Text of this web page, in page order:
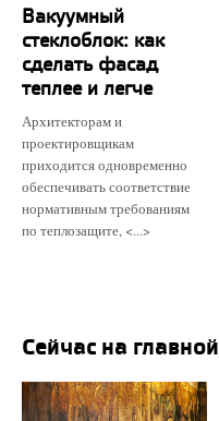
Вакуумный
стеклоблок: как
сделать фасад
теплее и легче
Архитекторам и
проектировщикам
приходится одновременно
обеспечивать соответствие
нормативным требованиям
по теплозащите, <...>
Сейчас на главной